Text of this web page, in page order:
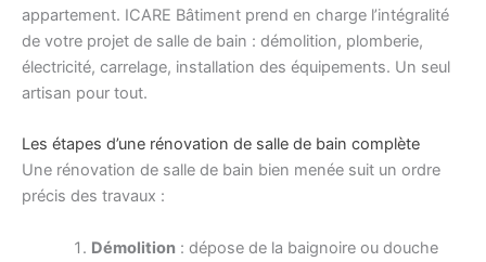
appartement. ICARE Bâtiment prend en charge l’intégralité
de votre projet de salle de bain : démolition, plomberie,
électricité, carrelage, installation des équipements. Un seul
artisan pour tout.
Les étapes d’une rénovation de salle de bain complète
Une rénovation de salle de bain bien menée suit un ordre
précis des travaux :
Démolition: dépose de la baignoire ou douche